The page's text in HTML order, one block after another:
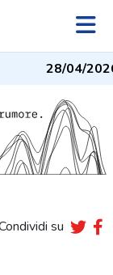
28/04/2026
su